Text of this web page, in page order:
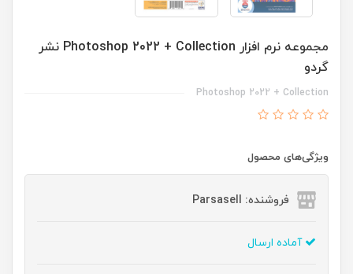
مجموعه نرم افزار Photoshop 2022 + Collection نشر
گردو
Photoshop 2022 + Collection
ویژگی‌های محصول
فروشنده: Parsasell
آماده ارسال